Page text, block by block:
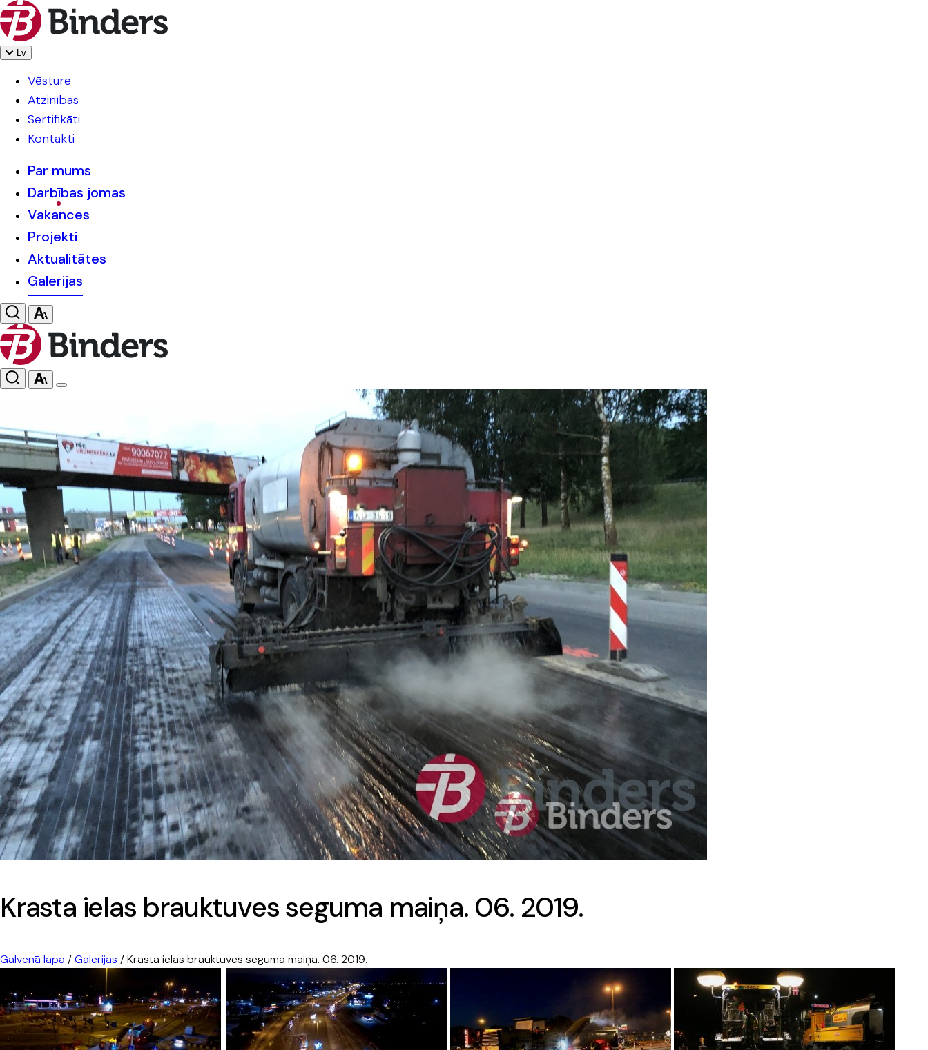
Lv
Vēsture
Atzinības
Sertifikāti
Kontakti
Par mums
Darbības jomas
Vakances
Projekti
Aktualitātes
Galerijas
Krasta ielas brauktuves seguma maiņa. 06. 2019.
Galvenā lapa /Galerijas /Krasta ielas brauktuves seguma maiņa. 06. 2019.